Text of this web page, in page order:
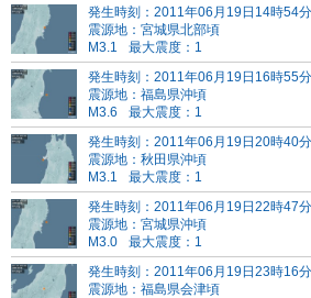
発生時刻：2011年06月19日14時54
震源地：宮城県北部頃
M3.1
最大震度：1
発生時刻：2011年06月19日16時55
震源地：福島県沖頃
M3.6
最大震度：1
発生時刻：2011年06月19日20時40
震源地：秋田県沖頃
M3.1
最大震度：1
発生時刻：2011年06月19日22時47
震源地：宮城県沖頃
M3.0
最大震度：1
発生時刻：2011年06月19日23時16
震源地：福島県会津頃